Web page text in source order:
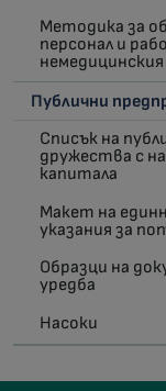
Методика за
персонал и
Публични
Списък на
дружества с
капитала
Макет на
указания за
Образци на
уредба
Насоки